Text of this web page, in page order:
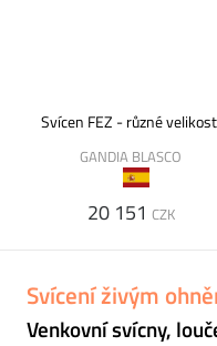
Svícen FEZ - různé
GANDIA BLASCO
20 151 CZK
Svícení živým
Venkovní svícny,